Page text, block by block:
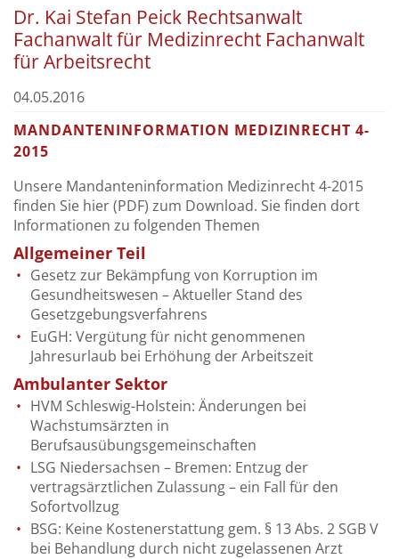
Dr. Kai Stefan Peick Rechtsanwalt
Fachanwalt für Medizinrecht Fachanwalt
für Arbeitsrecht
04.05.2016
MANDANTENINFORMATION MEDIZINRECHT 4-
2015
Unsere Mandanteninformation Medizinrecht 4-2015
finden Sie hier (PDF) zum Download. Sie finden dort
Informationen zu folgenden Themen
Allgemeiner Teil
Gesetz zur Bekämpfung von Korruption im
Gesundheitswesen – Aktueller Stand des
Gesetzgebungsverfahrens
EuGH: Vergütung für nicht genommenen
Jahresurlaub bei Erhöhung der Arbeitszeit
Ambulanter Sektor
HVM Schleswig-Holstein: Änderungen bei
Wachstumsärzten in
Berufsausübungsgemeinschaften
LSG Niedersachsen – Bremen: Entzug der
vertragsärztlichen Zulassung – ein Fall für den
Sofortvollzug
BSG: Keine Kostenerstattung gem. § 13 Abs. 2 SGB V
bei Behandlung durch nicht zugelassenen Arzt